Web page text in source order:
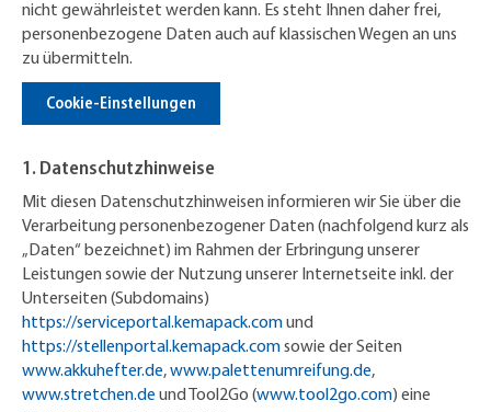
nicht gewährleistet werden kann. Es steht Ihnen daher frei,
personenbezogene Daten auch auf klassischen Wegen an uns
zu übermitteln.
Cookie-Einstellungen
1. Datenschutzhinweise
Mit diesen Datenschutzhinweisen informieren wir Sie über die
Verarbeitung personenbezogener Daten (nachfolgend kurz als
„Daten“ bezeichnet) im Rahmen der Erbringung unserer
Leistungen sowie der Nutzung unserer Internetseite inkl. der
Unterseiten (Subdomains)
https://serviceportal.kemapack.comund
https://stellenportal.kemapack.comsowie der Seiten
www.akkuhefter.de,www.palettenumreifung.de,
www.stretchen.de und Tool2Go (www.tool2go.com) eine